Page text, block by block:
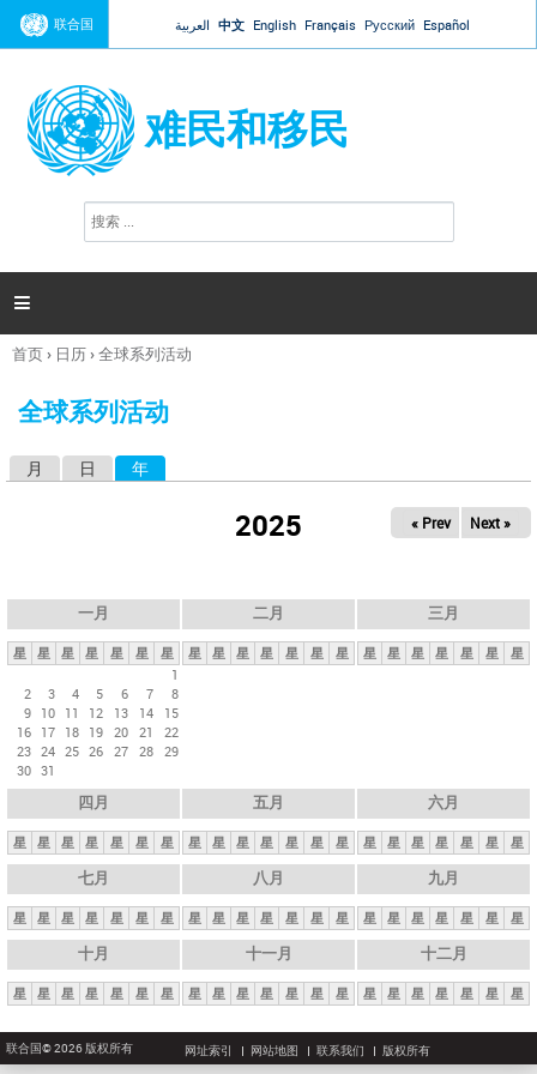
Jump to navigation
联合国 العربية 中文 English Français Русский Español
难民和移民
搜
索

你
这
首页› 日历›全球系列活动
全球系列活动
月 日 年
2025 « Prev Next »
一月
星 星 星 星 星 星
星
1
2
3 4 5 6 7
8
9 10 11 12 13 14
15
16 17 18 19 20 21
22
23 24 25 26 27 28 29
30 31
二月
星 星 星 星 星 星 星
三月
星 星 星 星 星 星 星
四月
星 星 星 星 星 星 星
五月
星 星 星 星 星 星 星
六月
星 星 星 星 星 星 星
七月
星 星 星 星 星 星 星
八月
星 星 星 星 星 星 星
九月
星 星 星 星 星 星 星
十月
星 星 星 星 星 星 星
十一月
星 星 星 星 星 星 星
十二月
星 星 星 星 星 星 星
联合国© 2026 版权所有 网址索引 网站地图 联系我们 版权所有